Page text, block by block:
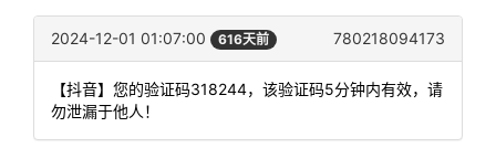
2024-12-01 01:07:00 616天前 780218094173
【抖音】您的验证码318244，该验证码5分钟内有效，请
勿泄漏于他人！